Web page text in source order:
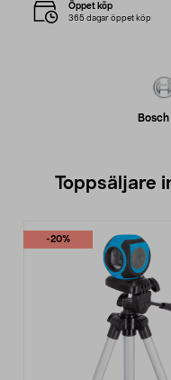
Bosch
Öppet köp
365 dagar öppet köp
Toppsäljare
-20%